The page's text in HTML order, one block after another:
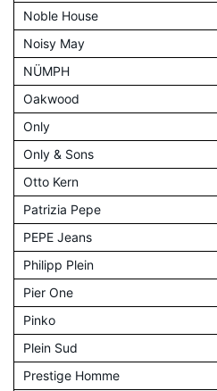
Noble House
Noisy May
NÜMPH
Oakwood
Only
Only & Sons
Otto Kern
Patrizia Pepe
PEPE Jeans
Philipp Plein
Pier One
Pinko
Plein Sud
Prestige Homme